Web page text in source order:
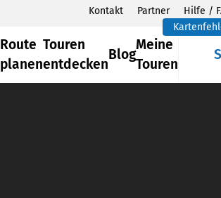
Kontakt Partner Hilfe /
Route
planen
Touren
entdecken
Blog
Meine
Touren